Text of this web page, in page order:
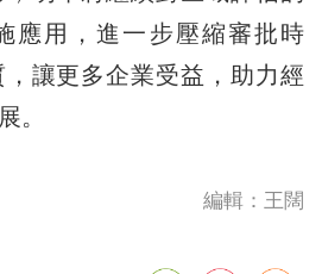
應用，進一步壓縮審批時
讓更多企業受益，助力經
。
編輯：王闊